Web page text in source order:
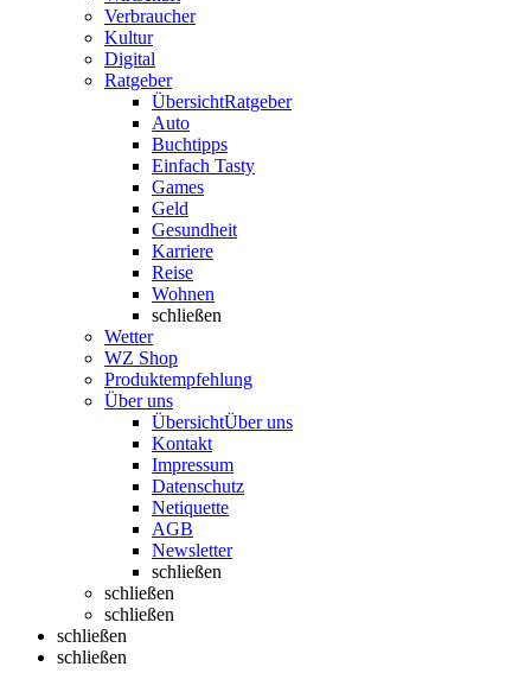
Verbraucher
Kultur
Digital
Ratgeber
ÜbersichtRatgeber
Auto
Buchtipps
Einfach Tasty
Games
Geld
Gesundheit
Karriere
Reise
Wohnen
schließen
Wetter
WZ Shop
Produktempfehlung
Über uns
ÜbersichtÜber uns
Kontakt
Impressum
Datenschutz
Netiquette
AGB
Newsletter
schließen
schließen
schließen
schließen
schließen